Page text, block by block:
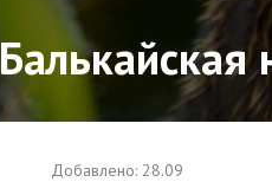
Добавлено: 28.09